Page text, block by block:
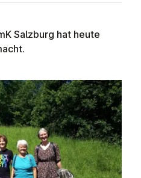
Salzburg hat heute